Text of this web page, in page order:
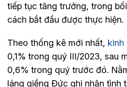
tiếp tục tăng trưởng, trong
cách bắt đầu được thực hiện.
Theo thống kê mới nhất, kinh
0,1% trong quý III/2023, sau
0,6% trong quý trước đó.
láng giềng Đức ghi nhận tình